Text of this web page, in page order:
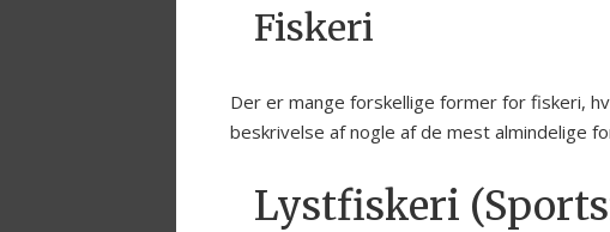
Fiskeri
Der er mange forskellige former for fiskeri,
beskrivelse af nogle af de mest almindelige
Lystfiskeri